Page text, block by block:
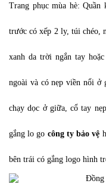
Trang phục mùa hè: Quần
trước có xếp 2 ly, túi chéo,
xanh da trời ngắn tay
ngoài và có nẹp viền nổi ở
chạy dọc ở giữa, cổ tay
gắng lo go công ty bảo vệ
bên trái có gắng logo hình